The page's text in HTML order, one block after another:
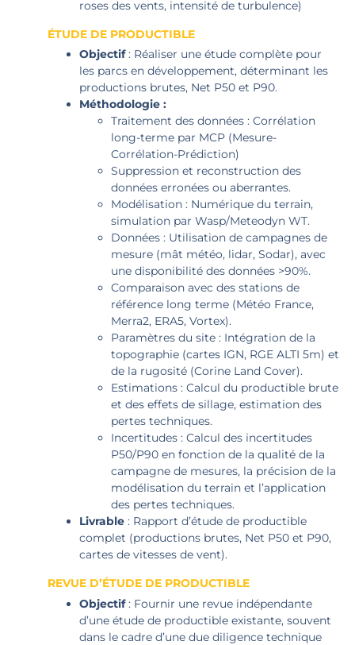
roses des vents, intensité de turbulence)
ÉTUDE DE PRODUCTIBLE
Objectif: Réaliser une étude complète pour
les parcs en développement, déterminant les
productions brutes, Net P50 et P90.
Méthodologie :
Traitement des données : Corrélation
long-terme par MCP (Mesure-
Corrélation-Prédiction)
Suppression et reconstruction des
données erronées ou aberrantes.
Modélisation : Numérique du terrain,
simulation par Wasp/Meteodyn WT.
Données : Utilisation de campagnes de
mesure (mât météo, lidar, Sodar), avec
une disponibilité des données >90%.
Comparaison avec des stations de
référence long terme (Météo France,
Merra2, ERA5, Vortex).
Paramètres du site : Intégration de la
topographie (cartes IGN, RGE ALTI 5m) et
de la rugosité (Corine Land Cover).
Estimations : Calcul du productible brute
et des effets de sillage, estimation des
pertes techniques.
Incertitudes : Calcul des incertitudes
P50/P90 en fonction de la qualité de la
campagne de mesures, la précision de la
modélisation du terrain et l’application
des pertes techniques.
Livrable : Rapport d’étude de productible
complet (productions brutes, Net P50 et P90,
cartes de vitesses de vent).
REVUE D’ÉTUDE DE PRODUCTIBLE
Objectif: Fournir une revue indépendante
d’une étude de productible existante, souvent
dans le cadre d’une due diligence technique